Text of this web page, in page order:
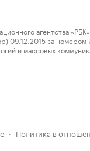
агентства «РБК»
за
и массовых
· Политика в